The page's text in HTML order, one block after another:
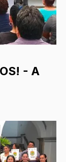
- A